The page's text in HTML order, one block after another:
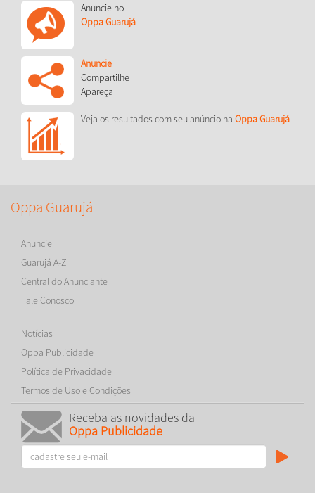
Anuncie no
Oppa Guarujá
Anuncie
Compartilhe
Apareça
Veja os resultados com seu anúncio na Oppa Guarujá
Oppa Guarujá
Anuncie
Guarujá A-Z
Central do Anunciante
Fale Conosco
Notícias
Oppa Publicidade
Política de Privacidade
Termos de Uso e Condições
Receba as novidades da
Oppa Publicidade